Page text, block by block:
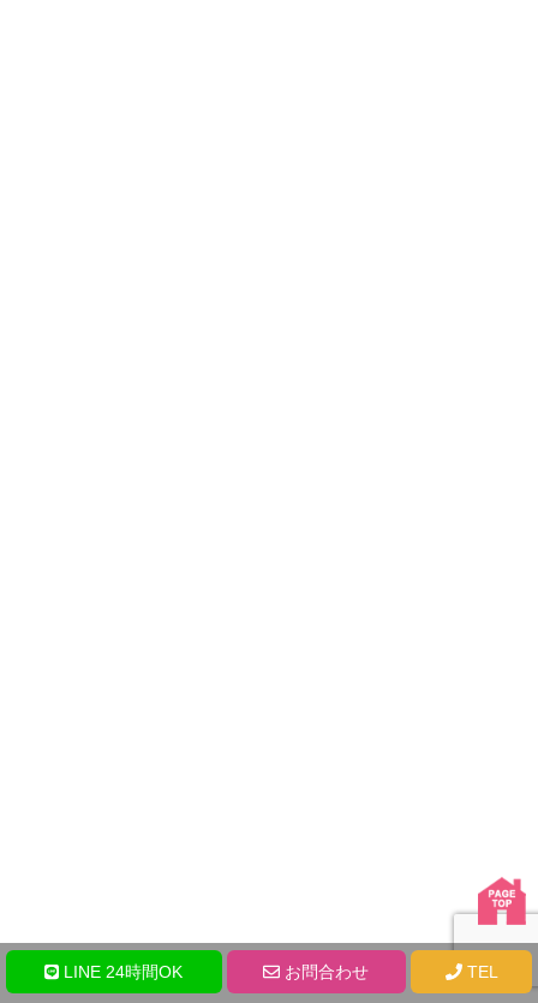
LINE 24時間OK お問合わせ TEL